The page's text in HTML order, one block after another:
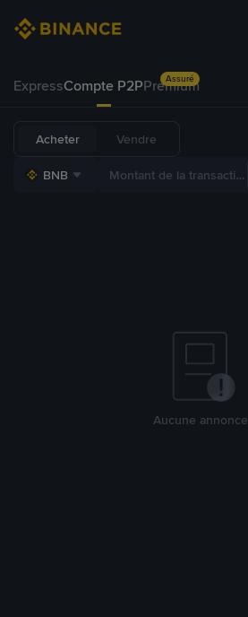
ExpressCompte P2PPremium
Assuré
Acheter Vendre
BNB
Aucune annonce